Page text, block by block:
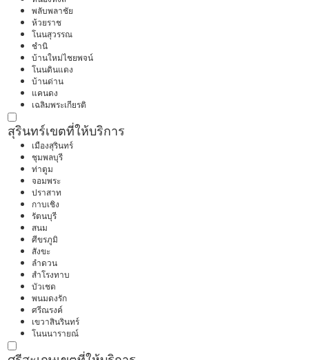
พลับพลาชัย
ห้วยราช
โนนสุวรรณ
ชำนิ
บ้านใหม่ไชยพจน์
โนนดินแดง
บ้านด่าน
แคนดง
เฉลิมพระเกียรติ
สุรินทร์เขตที่ให้บริการ
เมืองสุรินทร์
ชุมพลบุรี
ท่าตูม
จอมพระ
ปราสาท
กาบเชิง
รัตนบุรี
สนม
ศีขรภูมิ
สังขะ
ลำดวน
สำโรงทาบ
บัวเชด
พนมดงรัก
ศรีณรงค์
เขวาสินรินทร์
โนนนารายณ์